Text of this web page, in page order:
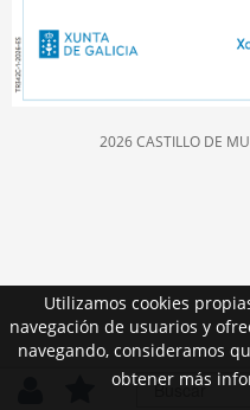
2026 CASTILLO DE
Utilizamos cookies
navegación de usuarios y
navegando, consideramos
obtener más